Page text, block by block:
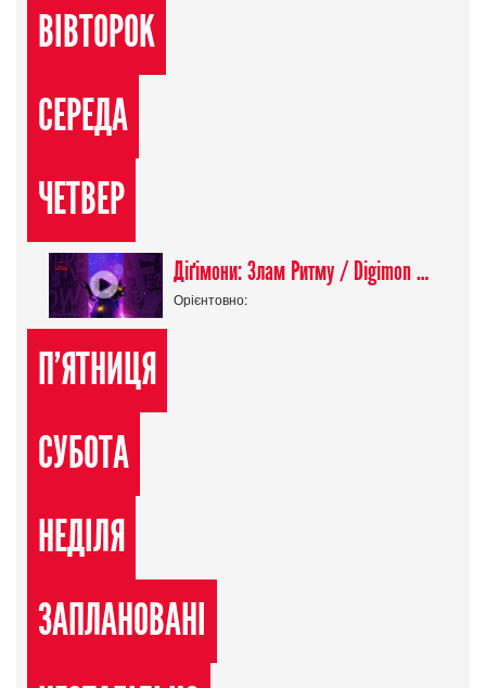
ВІВТОРОК
СЕРЕДА
ЧЕТВЕР
Діґімони: Злам Ритму / Digimon Beatbreak
Орієнтовно:
П'ЯТНИЦЯ
СУБОТА
НЕДІЛЯ
ЗАПЛАНОВАНІ